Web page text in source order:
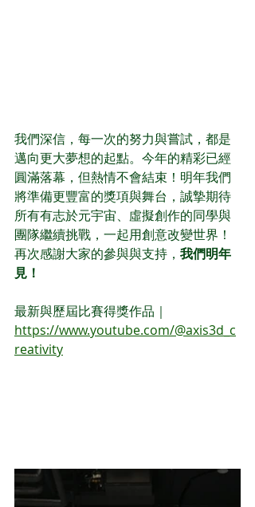
我們深信，每一次的努力與嘗試，都是
邁向更大夢想的起點。今年的精彩已經
圓滿落幕，但熱情不會結束！明年我們
將準備更豐富的獎項與舞台，誠摯期待
所有有志於元宇宙、虛擬創作的同學與
團隊繼續挑戰，一起用創意改變世界！
再次感謝大家的參與與支持， 我們明年
見！
最新與歷屆比賽得獎作品｜
https://www.youtube.com/@axis3d_c
reativity